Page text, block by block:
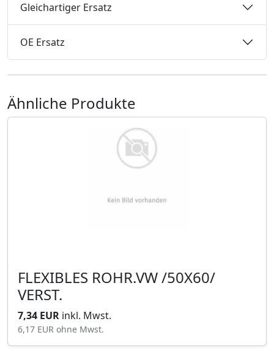
Gleichartiger Ersatz
OE Ersatz
Ähnliche Produkte
FLEXIBLES ROHR.VW /50X60/
VERST.
7,34 EUR inkl. Mwst.
6,17 EUR ohne Mwst.